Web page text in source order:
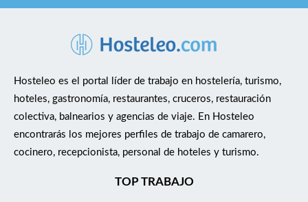
Hosteleo es el portal líder de trabajo en hostelería, turismo,
hoteles, gastronomía, restaurantes, cruceros, restauración
colectiva, balnearios y agencias de viaje. En Hosteleo
encontrarás los mejores perfiles de trabajo de camarero,
cocinero, recepcionista, personal de hoteles y turismo.
TOP TRABAJO